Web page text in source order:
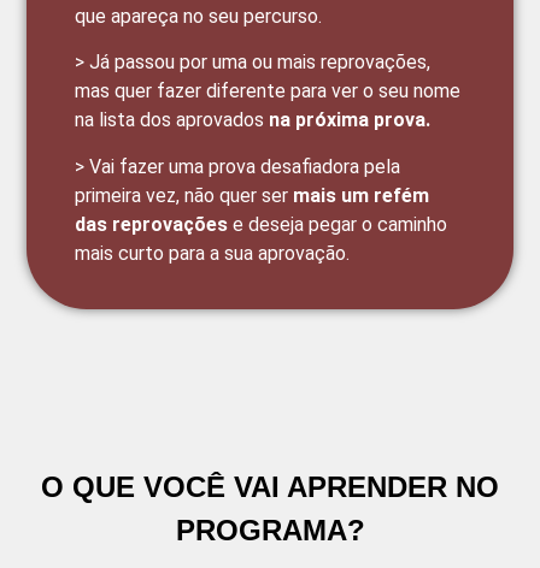
que apareça no seu percurso.
> Já passou por uma ou mais reprovações,
mas quer fazer diferente para ver o seu nome
na lista dos aprovados na próxima prova.
> Vai fazer uma prova desafiadora pela
primeira vez, não quer ser mais um refém
das reprovações e deseja pegar o caminho
mais curto para a sua aprovação.
O QUE VOCÊ VAI APRENDER NO
PROGRAMA?